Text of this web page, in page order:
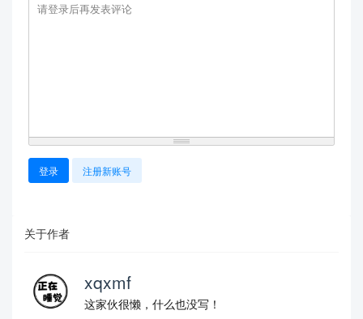
请登录后再发表评论
登录 注册新账号
关于作者
xqxmf
这家伙很懒，什么也没写！